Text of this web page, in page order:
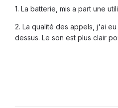
1. La batterie, mis a part une
2. La qualité des appels, j'ai
dessus. Le son est plus clair